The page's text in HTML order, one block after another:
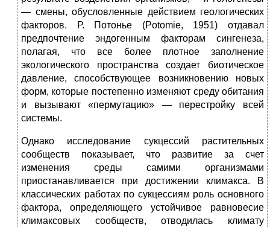
— смены, обусловленные действием геологических
факторов. Р. Потонье (Potomie, 1951) отдавал
предпочтение эндогенным факторам сингенеза,
полагая, что все более плотное заполнение
экологического пространства создает биотическое
давление, способствующее возникновению новых
форм, которые постепенно изменяют среду обитания
и вызывают «пермутацию» — перестройку всей
системы.
Однако исследование сукцессий растительных
сообществ показывает, что развитие за счет
изменения среды самими организмами
приостанавливается при достижении климакса. В
классических работах по сукцессиям роль основного
фактора, определяющего устойчивое равновесие
климаксовых сообществ, отводилась климату